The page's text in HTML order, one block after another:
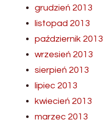
grudzień 2013
listopad 2013
październik 2013
wrzesień 2013
sierpień 2013
lipiec 2013
kwiecień 2013
marzec 2013